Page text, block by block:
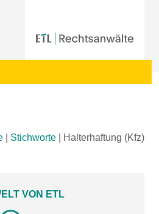
Stichworte Halterhaftung (Kfz)
VON ETL